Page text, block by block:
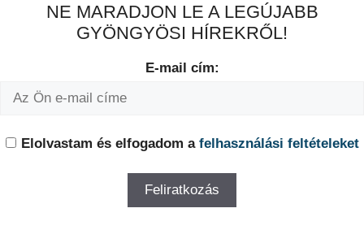
NE MARADJON LE A LEGÚJABB
GYÖNGYÖSI HÍREKRŐL!
E-mail cím:
Elolvastam és elfogadom a felhasználási feltételeket